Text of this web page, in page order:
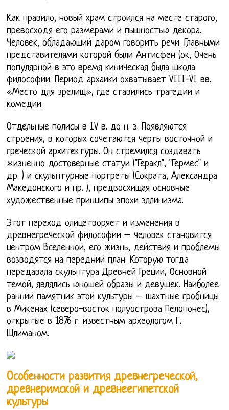
Как правило, новый храм строился на месте старого,
превосходя его размерами и пышностью декора.
Человек, обладающий даром говорить речи. Главными
представителями которой были Антисфен (ок, Очень
популярной в это время киническая была школа
философии. Период архаики охватывает VIII-VI вв.
«Место для зрелищ», где ставились трагедии и
комедии.
Отдельные полисы в IV в. до н. э. Появляются
строения, в которых сочетаются черты восточной и
греческой архитектуры. Он стремился создавать
жизненно достоверные статуи ("Геракл", "Гермес" и
др. ) и скульптурные портреты (Сократа, Александра
Македонского и пр. ), предвосхищая основные
художественные принципы эпохи эллинизма.
Этот переход олицетворяет и изменения в
древнегреческой философии – человек становится
центром Вселенной, его жизнь, действия и проблемы
возводятся на передний план. Которую тогда
передавала скульптура Древней Греции, Основной
темой, являлись юношей образы и девушек. Наиболее
ранний памятник этой культуры – шахтные гробницы
в Микенах (северо-восток полуострова Пелопонес),
открытые в 1876 г. известным археологом Г.
Шлиманом.
Особенности развития древнегреческой,
древнеримской и древнеегипетской
культуры